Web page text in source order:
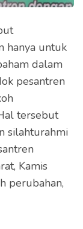
hanya untuk
dalam
pesantren
tersebut
silahturahmi
Kamis
perubahan,